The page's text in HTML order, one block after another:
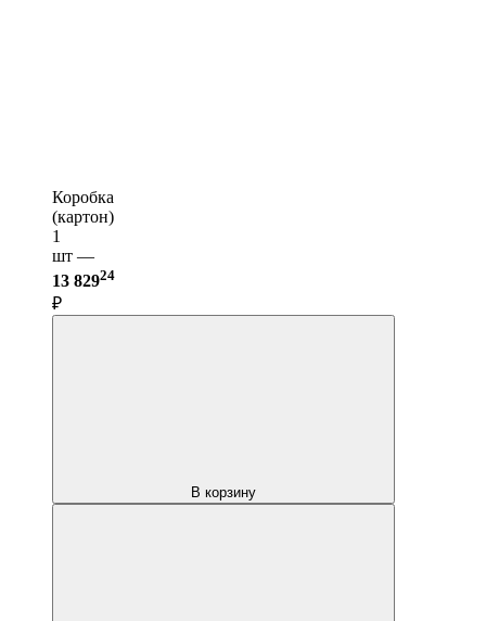
Коробка
(картон)
1
шт —
13 82924
₽
В корзину